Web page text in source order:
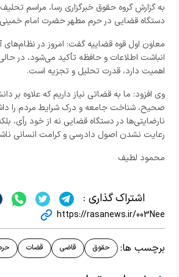
به گزارش گروه حقوق خبرگزاری رسا، مراسم
دستگاه قضایی در حرم مطهر حضرت امام
معاون اول قوه قضاییه گفت: امروز در
انباشت اطلاعات و حافظه تأکید می‌شود، در
اهمیت دارد، قدرت تحلیل و تجزیه است.
وی افزود: ما به قضاتی نیاز داریم که علاوه بر
صحیح، شناخت جامعه و درک شرایط مردم را
نارضایتی‌ها در دستگاه قضایی نه از خود رأی،
رعایت نشدن اصول دادرسی و کرامت انسانی
محمود لطیف
اشتراک گذاری :
https://rasanews.ir/003Nee
برچسب ها: حقوق قاضی قضات